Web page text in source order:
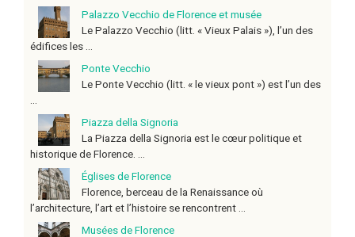
Palazzo Vecchio de Florence et musée
Le Palazzo Vecchio (litt. « Vieux Palais »), l’un des
édifices les ...
Ponte Vecchio
Le Ponte Vecchio (litt. « le vieux pont ») est l’un des
...
Piazza della Signoria
La Piazza della Signoria est le cœur politique et
historique de Florence. ...
Églises de Florence
Florence, berceau de la Renaissance où
l’architecture, l’art et l’histoire se rencontrent ...
Musées de Florence